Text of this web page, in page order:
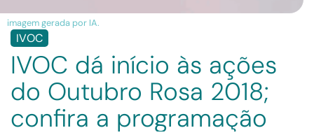
imagem gerada por IA.
IVOC
IVOC dá início às ações
do Outubro Rosa 2018;
confira a programação